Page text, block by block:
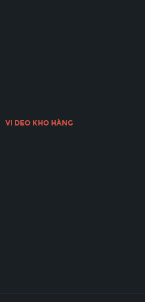
VI DEO KHO HÀNG